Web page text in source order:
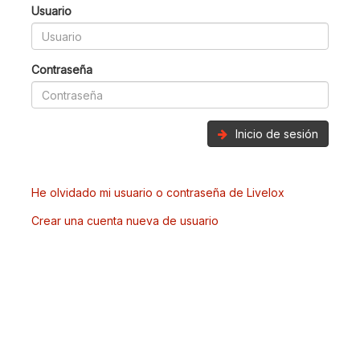
Usuario
Contraseña
Inicio de sesión
He olvidado mi usuario o contraseña de Livelox
Crear una cuenta nueva de usuario